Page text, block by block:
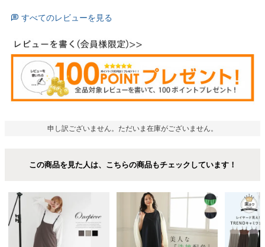
すべてのレビューを見る
申し訳ございません。ただいま在庫がございません。
この商品を見た人は、こちらの商品もチェックしています！